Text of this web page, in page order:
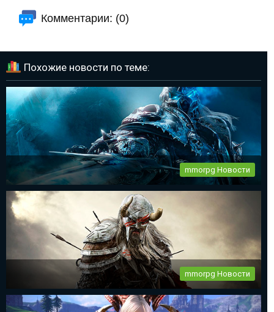
Комментарии: (0)
Похожие новости по теме:
mmorpg Новости
World of Warcraft 11 день рождения
Все фанаты mmorpg World of Warcraft празднуют 11-ый день
рождения...
mmorpg Новости
The Elder Scrolls Online новый патч 2.2.6